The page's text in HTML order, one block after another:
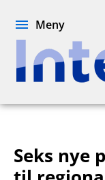
Meny
Seks nye